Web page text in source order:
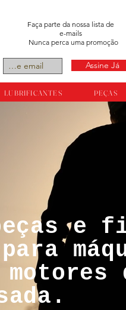
Faça parte da nossa lista de
e-mails
Nunca perca uma promoção
Assine Já
LUBRIFICANTES PEÇAS
peças e